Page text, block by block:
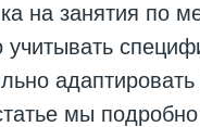
на занятия по
учитывать
мы